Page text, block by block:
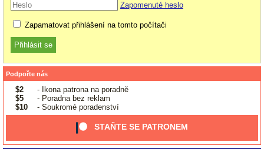
Zapomenuté heslo
Zapamatovat přihlášení na tomto počítači
Podpořte nás
$2
- Ikona patrona na poradně
$5
- Poradna bez reklam
$10
- Soukromé poradenství
STAŇTE SE PATRONEM